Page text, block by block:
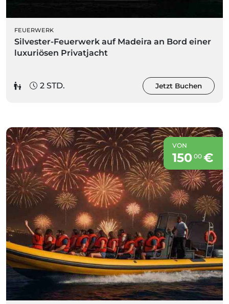
FEUERWERK
Silvester-Feuerwerk auf Madeira an Bord einer
luxuriösen Privatjacht
2 STD. Jetzt Buchen
VON
150 00€